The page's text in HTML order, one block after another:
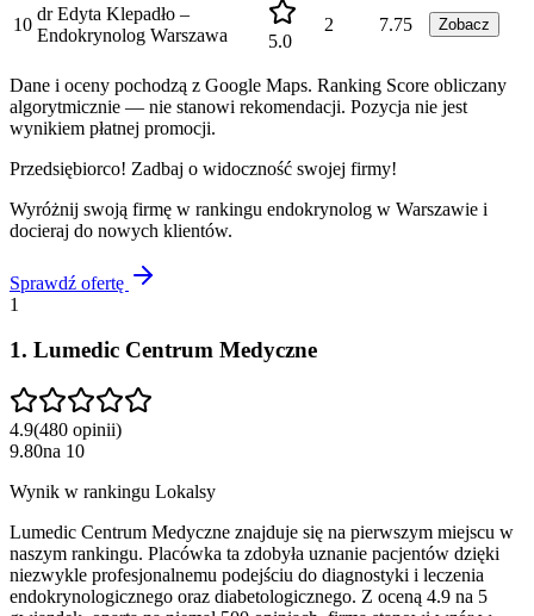
10
dr Edyta Klepadło –
Endokrynolog Warszawa
5.0
2 7.75 Zobacz
Dane i oceny pochodzą z Google Maps. Ranking Score obliczany
algorytmicznie — nie stanowi rekomendacji. Pozycja nie jest
wynikiem płatnej promocji.
Przedsiębiorco! Zadbaj o widoczność swojej firmy!
Wyróżnij swoją firmę w rankingu endokrynolog w Warszawie i
docieraj do nowych klientów.
Sprawdź ofertę
1
1. Lumedic Centrum Medyczne
4.9(480 opinii)
9.80na 10
Wynik w rankingu Lokalsy
Lumedic Centrum Medyczne znajduje się na pierwszym miejscu w
naszym rankingu. Placówka ta zdobyła uznanie pacjentów dzięki
niezwykle profesjonalnemu podejściu do diagnostyki i leczenia
endokrynologicznego oraz diabetologicznego. Z oceną 4.9 na 5